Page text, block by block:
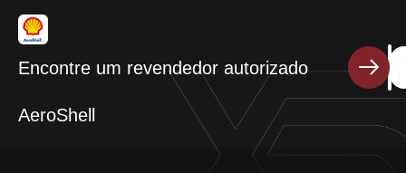
Encontre um revendedor autorizado
AeroShell